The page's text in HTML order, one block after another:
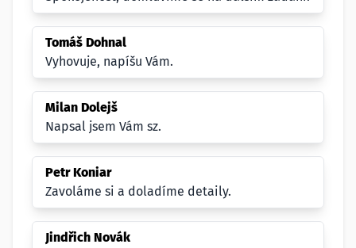
Tomáš Dohnal
Vyhovuje, napíšu Vám.
Milan Dolejš
Napsal jsem Vám sz.
Petr Koniar
Zavoláme si a doladíme detaily.
Jindřich Novák